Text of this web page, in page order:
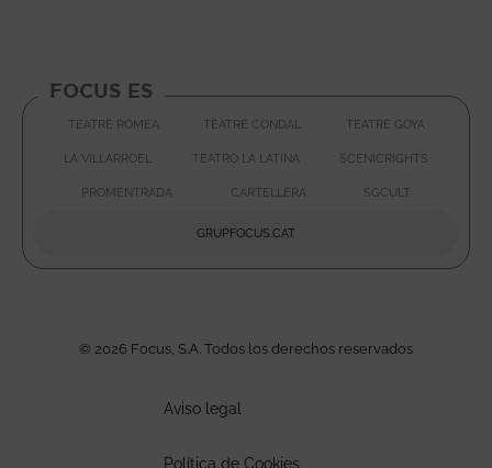
FOCUS ES
TEATRE ROMEA
ABRE EN NUEVA VENTANA
TEATRE CONDAL TEATRE GOYA
ABRE
LA VILLARROEL
ABRE EN NUEVA VENTANA
TEATRO LA LATINA
ABRE EN NUEVA
SCENICRIGHTS
PROMENTRADA
ABRE EN NUEVA VENTANA
CARTELLERA
ABRE EN NUEVA
SGCULT
GRUPFOCUS.CAT
© 2026 Focus, S.A. Todos los derechos reservados
Aviso legal
Política de Cookies